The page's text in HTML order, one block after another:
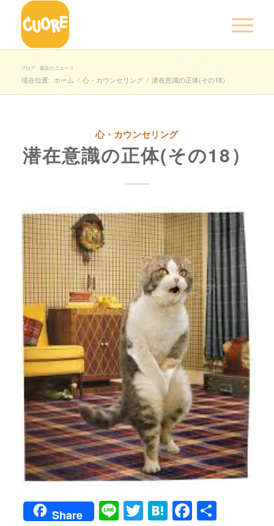
ブログ - 最近のニュース
現在位置: ホーム / 心・カウンセリング / 潜在意識の正体(その18）
心・カウンセリング
潜在意識の正体(その18）
Share LineTwitter
Hatena共